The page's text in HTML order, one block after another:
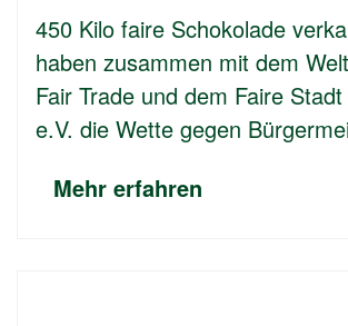
450 Kilo faire Schokolade
haben zusammen mit dem
Fair Trade und dem Faire
e.V. die Wette gegen
Mehr erfahren